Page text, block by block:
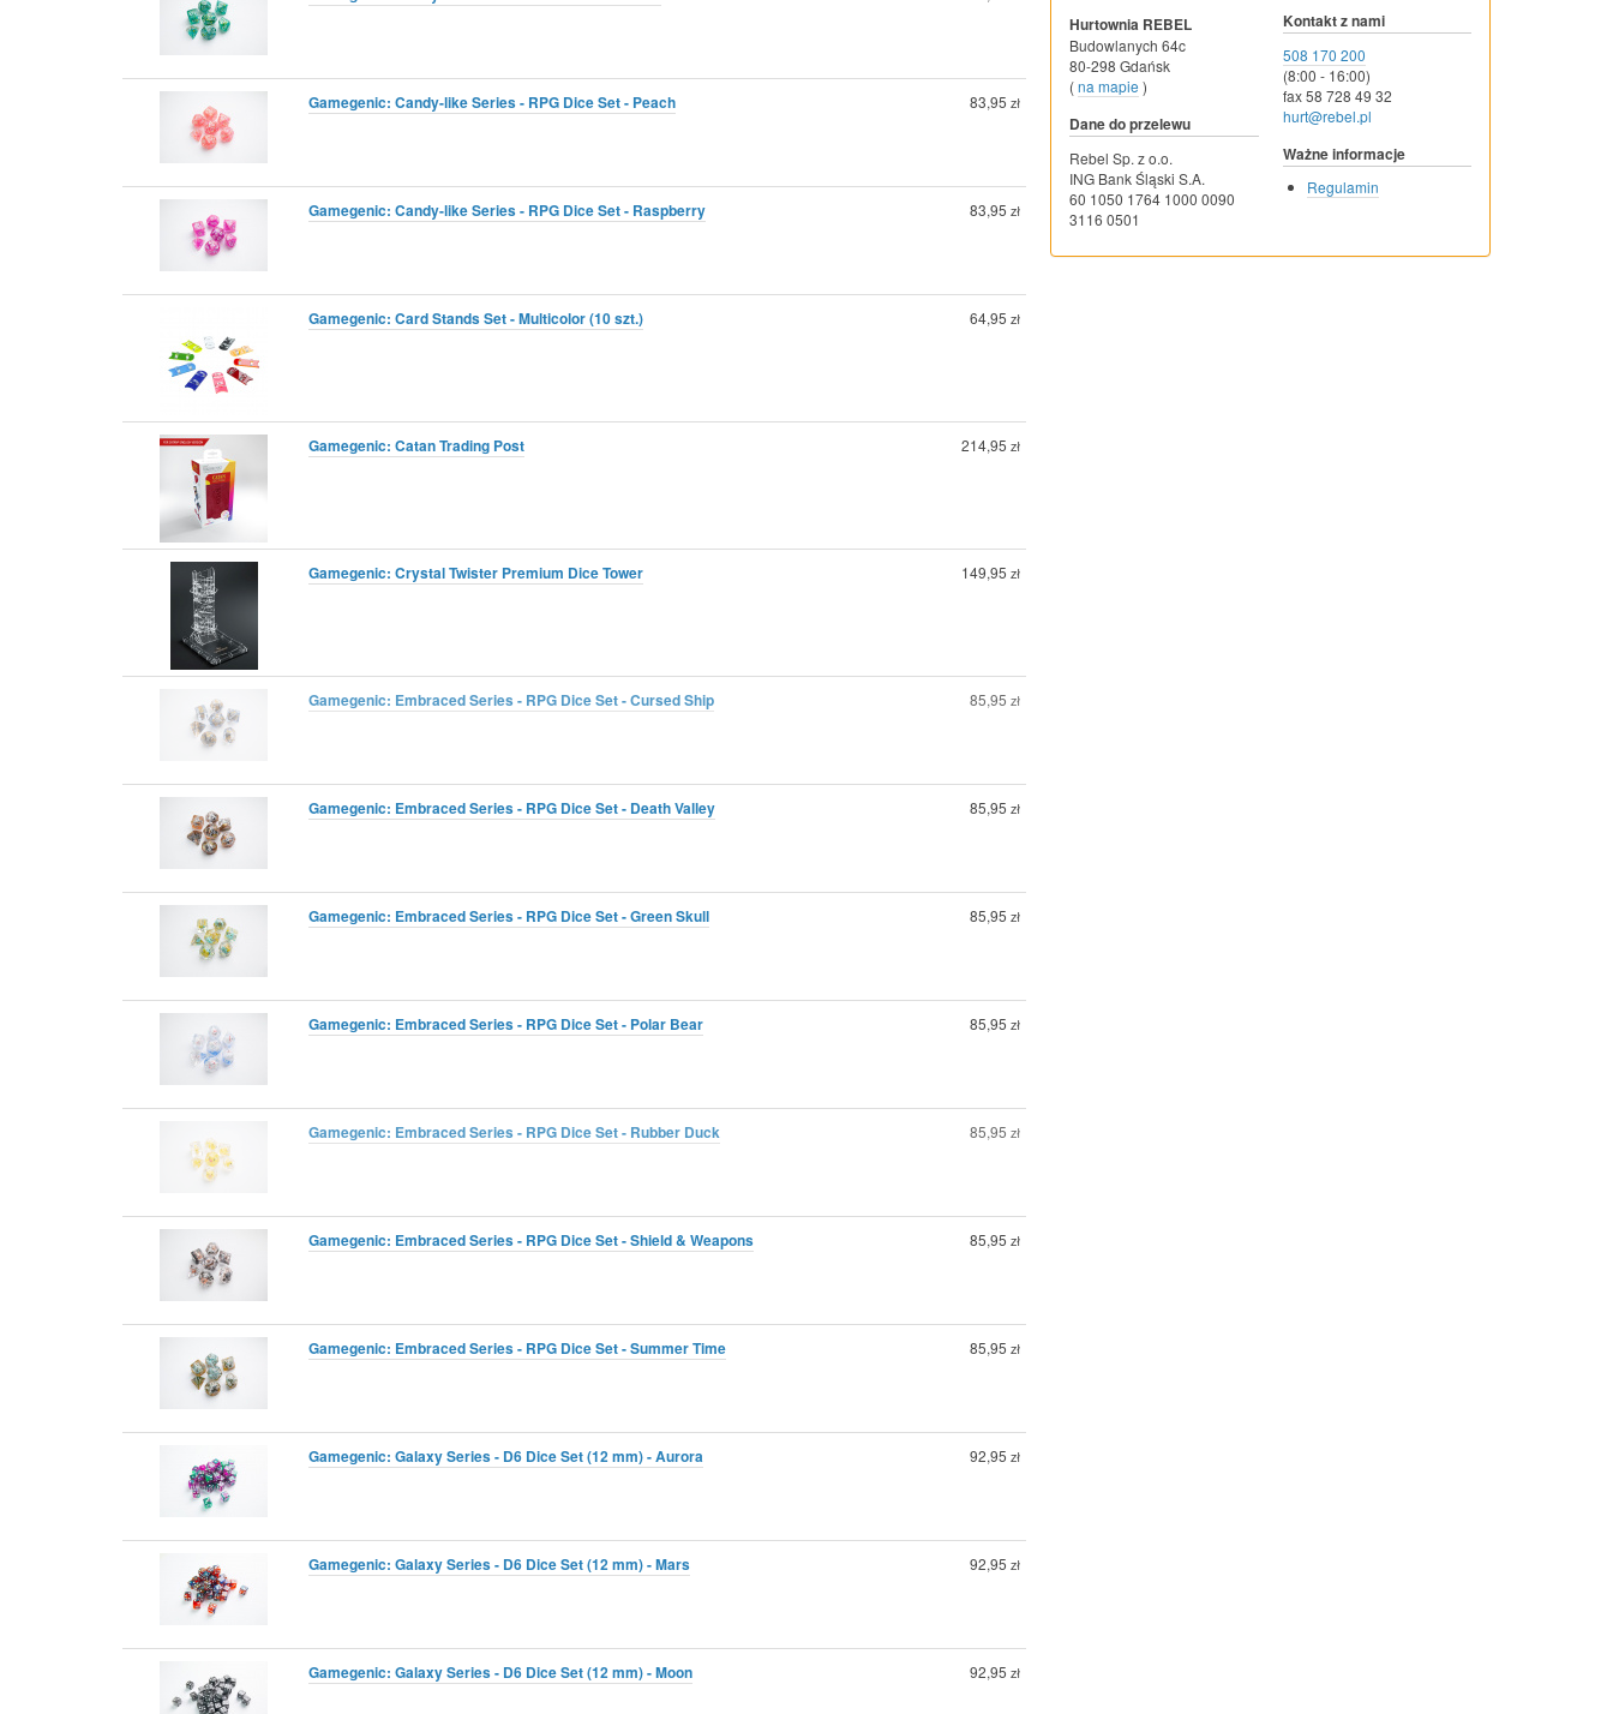
Gamegenic: Candy-like Series - RPG Dice Set - Peach 83,95 zł
Gamegenic: Candy-like Series - RPG Dice Set - Raspberry 83,95 zł
Gamegenic: Card Stands Set - Multicolor (10 szt.) 64,95 zł
Gamegenic: Catan Trading Post 214,95 zł
Gamegenic: Crystal Twister Premium Dice Tower 149,95 zł
Gamegenic: Embraced Series - RPG Dice Set - Cursed Ship 85,95 zł
Gamegenic: Embraced Series - RPG Dice Set - Death Valley 85,95 zł
Gamegenic: Embraced Series - RPG Dice Set - Green Skull 85,95 zł
Gamegenic: Embraced Series - RPG Dice Set - Polar Bear 85,95 zł
Gamegenic: Embraced Series - RPG Dice Set - Rubber Duck 85,95 zł
Gamegenic: Embraced Series - RPG Dice Set - Shield & Weapons 85,95 zł
Gamegenic: Embraced Series - RPG Dice Set - Summer Time 85,95 zł
Gamegenic: Galaxy Series - D6 Dice Set (12 mm) - Aurora 92,95 zł
Gamegenic: Galaxy Series - D6 Dice Set (12 mm) - Mars 92,95 zł
Gamegenic: Galaxy Series - D6 Dice Set (12 mm) - Moon 92,95 zł
Hurtownia REBEL
Budowlanych 64c
80-298 Gdańsk
(na mapie )
Dane do przelewu
Rebel Sp. z o.o.
ING Bank Śląski S.A.
60 1050 1764 1000 0090
3116 0501
Kontakt z nami
508 170 200
(8:00 - 16:00)
fax 58 728 49 32
hurt@rebel.pl
Ważne informacje
Regulamin